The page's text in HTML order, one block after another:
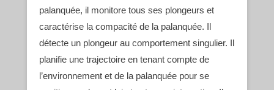
palanquée, il monitore tous ses plongeurs et
caractérise la compacité de la palanquée. Il
détecte un plongeur au comportement singulier. Il
planifie une trajectoire en tenant compte de
l’environnement et de la palanquée pour se